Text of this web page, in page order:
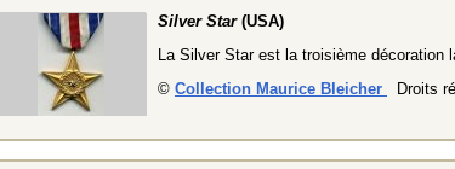
Silver Star(USA)
La Silver Star est la troisième décoration
© Collection Maurice Bleicher Droits